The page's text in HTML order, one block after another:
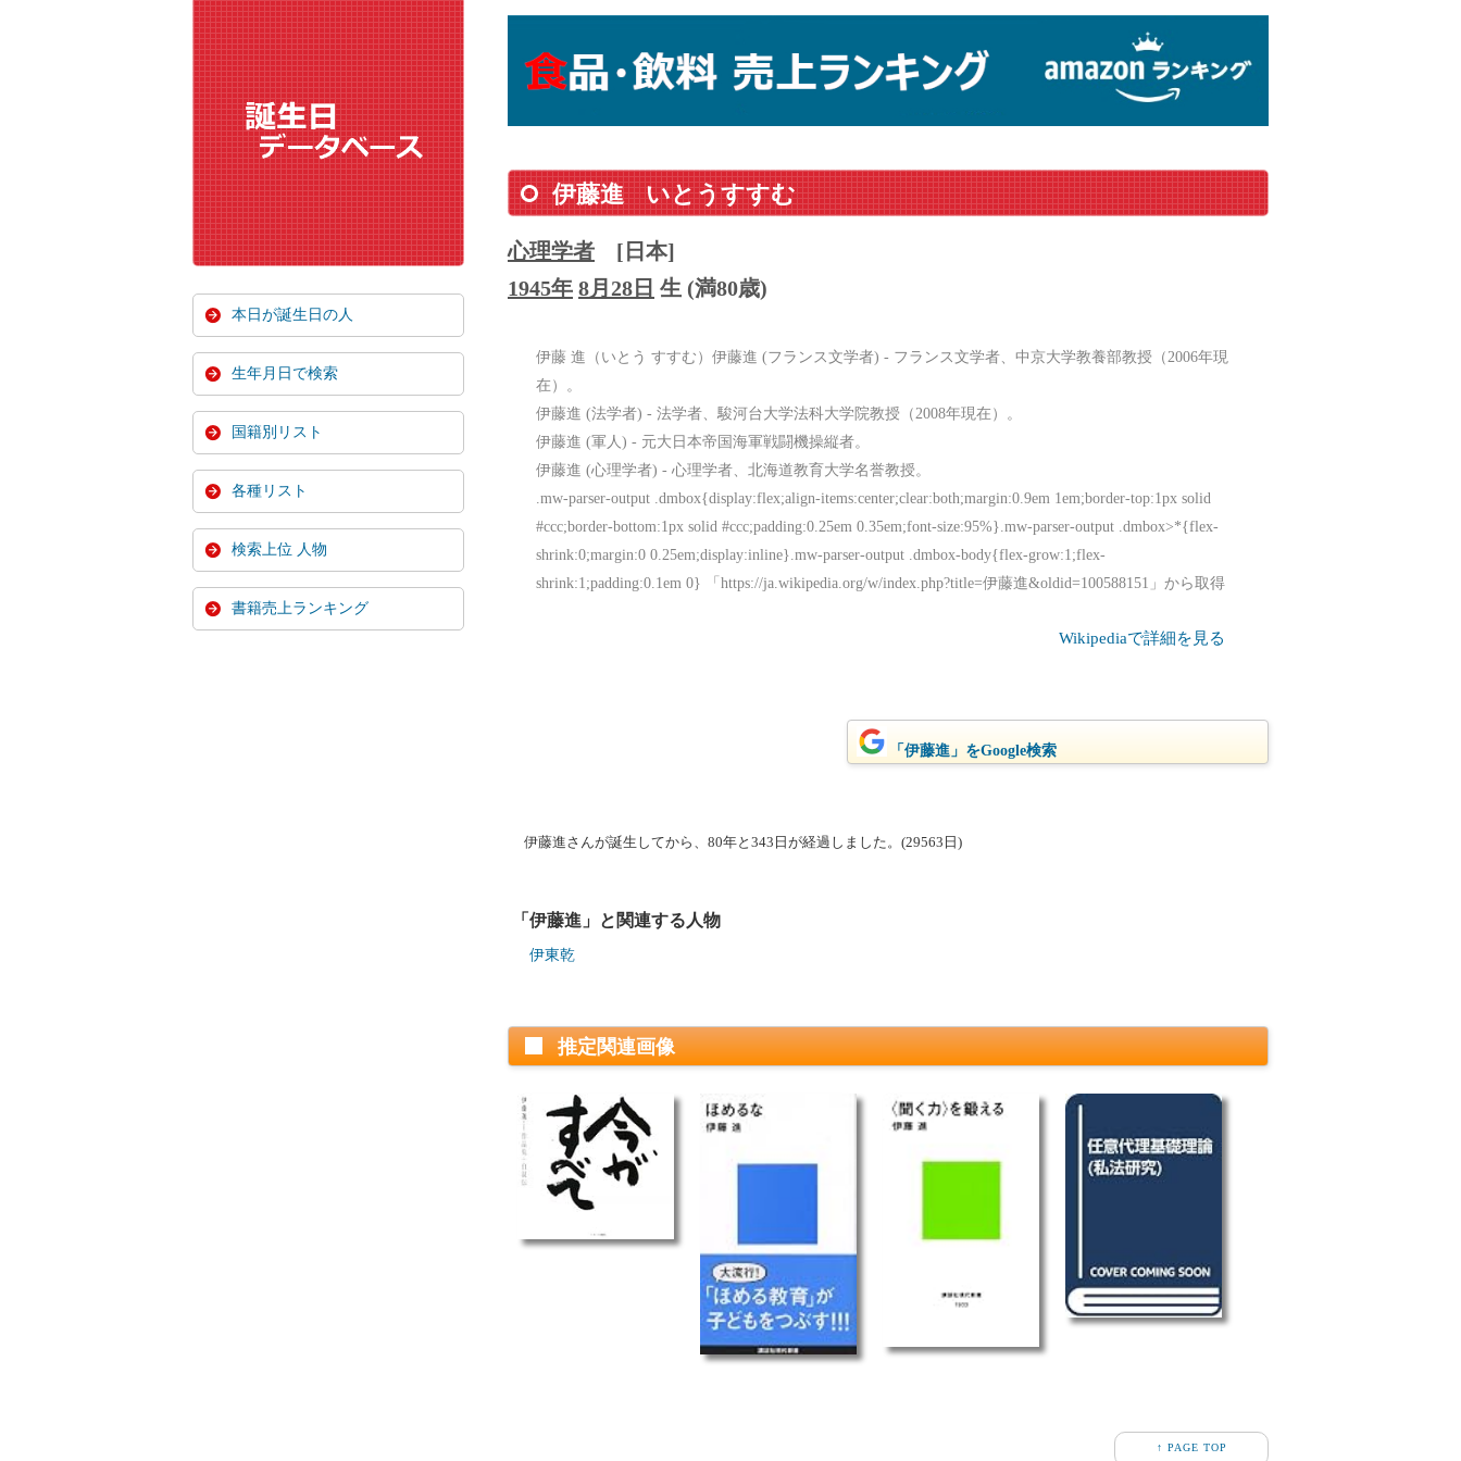
伊藤進 いとうすすむ
心理学者
[日本]
1945年 8月28日 生 (満80歳)
伊藤 進（いとう すすむ）伊藤進 (フランス文学者) - フランス文学者、中京大学教養部教授（2006年現
在）。
伊藤進 (法学者) - 法学者、駿河台大学法科大学院教授（2008年現在）。
伊藤進 (軍人) - 元大日本帝国海軍戦闘機操縦者。
伊藤進 (心理学者) - 心理学者、北海道教育大学名誉教授。
.mw-parser-output .dmbox{display:flex;align-items:center;clear:both;margin:0.9em 1em;border-top:1px solid
#ccc;border-bottom:1px solid #ccc;padding:0.25em 0.35em;font-size:95%}.mw-parser-output .dmbox>*{flex-
shrink:0;margin:0 0.25em;display:inline}.mw-parser-output .dmbox-body{flex-grow:1;flex-
shrink:1;padding:0.1em 0} 「https://ja.wikipedia.org/w/index.php?title=伊藤進&oldid=100588151」から取得
Wikipediaで詳細を見る
「伊藤進」をGoogle検索
伊藤進さんが誕生してから、80年と343日が経過しました。(29563日)
「伊藤進」と関連する人物
伊東乾
推定関連画像
本日が誕生日の人
生年月日で検索
国籍別リスト
各種リスト
検索上位 人物
書籍売上ランキング
↑ PAGE TOP